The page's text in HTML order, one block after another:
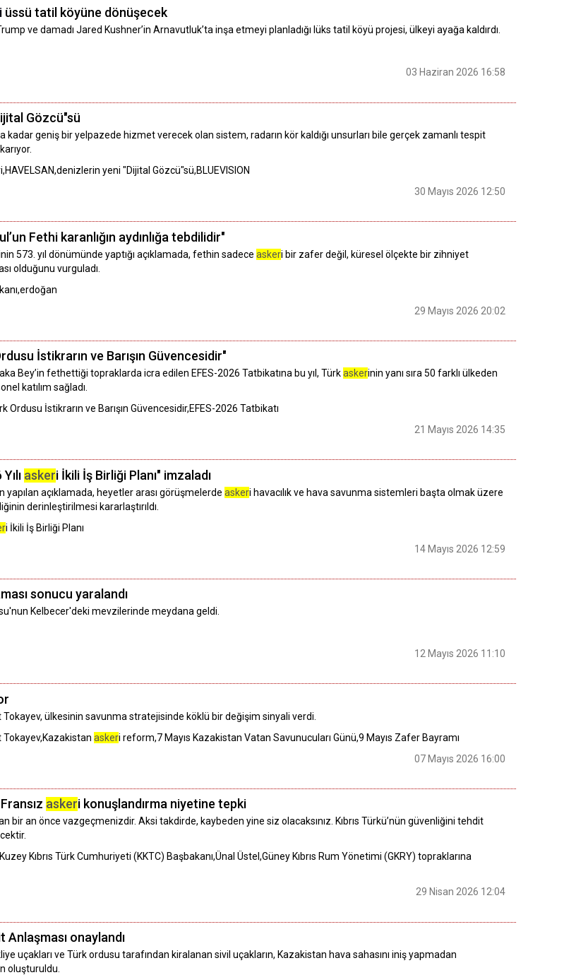
i üssü tatil köyüne dönüşecek
ve damadı Jared Kushner’in Arnavutluk’ta inşa etmeyi planladığı lüks tatil köyü projesi, ülkeyi ayağa kaldırdı.
03 Haziran 2026 16:58
Gözcü"sü
kadar geniş bir yelpazede hizmet verecek olan sistem, radarın kör kaldığı unsurları bile gerçek zamanlı tespit
yeni "Dijital Gözcü"sü,BLUEVISION
30 Mayıs 2026 12:50
Fethi karanlığın aydınlığa tebdilidir"
573. yıl dönümünde yaptığı açıklamada, fethin sadece askeri bir zafer değil, küresel ölçekte bir zihniyet
olduğunu vurguladı.
29 Mayıs 2026 20:02
İstikrarın ve Barışın Güvencesidir"
Bey’in fethettiği topraklarda icra edilen EFES-2026 Tatbikatına bu yıl, Türkaskerinin yanı sıra 50 farklı ülkeden
katılım sağladı.
İstikrarın ve Barışın Güvencesidir,EFES-2026 Tatbikatı
21 Mayıs 2026 14:35
askeri İkili İş Birliği Planı" imzaladı
yapılan açıklamada, heyetler arası görüşmelerde askeri havacılık ve hava savunma sistemleri başta olmak üzere
derinleştirilmesi kararlaştırıldı.
i İkili İş Birliği Planı
14 Mayıs 2026 12:59
sonucu yaralandı
Kelbecer'deki mevzilerinde meydana geldi.
12 Mayıs 2026 11:10
ülkesinin savunma stratejisinde köklü bir değişim sinyali verdi.
Tokayev,Kazakistan askeri reform,7 Mayıs Kazakistan Vatan Savunucuları Günü,9 Mayıs Zafer Bayramı
07 Mayıs 2026 16:00
askeri konuşlandırma niyetine tepki
bir an önce vazgeçmenizdir. Aksi takdirde, kaybeden yine siz olacaksınız. Kıbrıs Türkü’nün güvenliğini tehdit
Kıbrıs Türk Cumhuriyeti (KKTC) Başbakanı,Ünal Üstel,Güney Kıbrıs Rum Yönetimi (GKRY) topraklarına
29 Nisan 2026 12:04
Anlaşması onaylandı
uçakları ve Türk ordusu tarafından kiralanan sivil uçakların, Kazakistan hava sahasını iniş yapmadan
oluşturuldu.